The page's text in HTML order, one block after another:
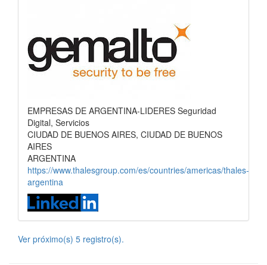
EMPRESAS DE ARGENTINA-LIDERES Seguridad
Digital, Servicios
CIUDAD DE BUENOS AIRES, CIUDAD DE BUENOS
AIRES
ARGENTINA
https://www.thalesgroup.com/es/countries/americas/thales-
argentina
Ver próximo(s) 5 registro(s).